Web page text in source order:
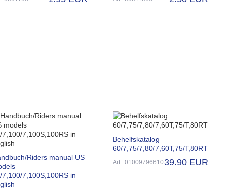
Riders manual US
7,100/7,100S,100RS in
Behelfskatalog
60/7,75/7,80/7,60T,75/T,80RT
Art.: 01009796610 39.90 EUR